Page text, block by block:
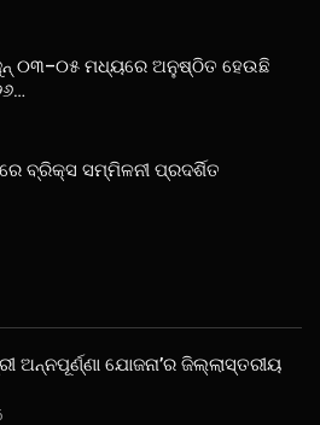
୦୩–୦୫ ମଧ୍ୟରେ ଅନୁଷ୍ଠିତ ହେଉଛି
ବ୍ରିକ୍ସ ସମ୍ମିଳନୀ ପ୍ରଦର୍ଶିତ
ଅନ୍ନପୂର୍ଣ୍ଣା ଯୋଜନା’ର ଜିଲ୍ଲାସ୍ତରୀୟ